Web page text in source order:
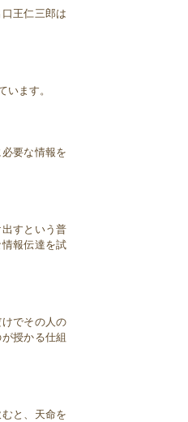
王仁三郎は
います。
要な情報を
すという普
報伝達を試
でその人の
授かる仕組
と、天命を